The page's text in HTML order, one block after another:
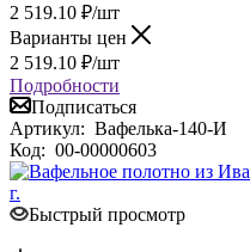
2 519.10 ₽/шт
Варианты цен
2 519.10 ₽/шт
Подробности
Подписаться
Артикул: Вафелька-140-И
Код: 00-00000603
Быстрый просмотр